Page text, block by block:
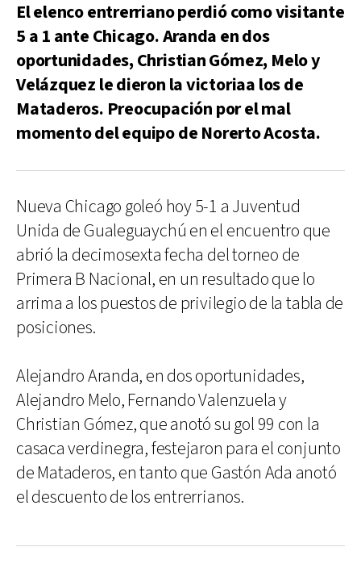
El elenco entrerriano perdió como visitante
5 a 1 ante Chicago. Aranda en dos
oportunidades, Christian Gómez, Melo y
Velázquez le dieron la victoriaa los de
Mataderos. Preocupación por el mal
momento del equipo de Norerto Acosta.
Nueva Chicago goleó hoy 5-1 a Juventud
Unida de Gualeguaychú en el encuentro que
abrió la decimosexta fecha del torneo de
Primera B Nacional, en un resultado que lo
arrima a los puestos de privilegio de la tabla de
posiciones.
Alejandro Aranda, en dos oportunidades,
Alejandro Melo, Fernando Valenzuela y
Christian Gómez, que anotó su gol 99 con la
casaca verdinegra, festejaron para el conjunto
de Mataderos, en tanto que Gastón Ada anotó
el descuento de los entrerrianos.